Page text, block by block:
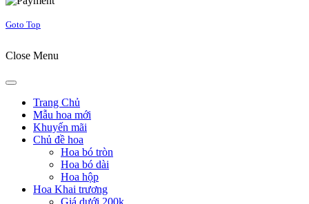
Goto Top
Close Menu
Trang Chủ
Mẫu hoa mới
Khuyến mãi
Chủ đề hoa
Hoa bó tròn
Hoa bó dài
Hoa hộp
Hoa Khai trương